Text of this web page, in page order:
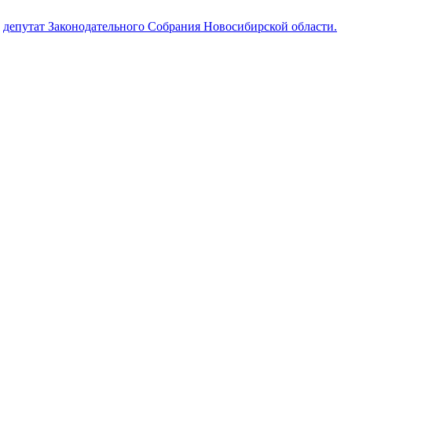
депутат Законодательного Собрания Новосибирской области.